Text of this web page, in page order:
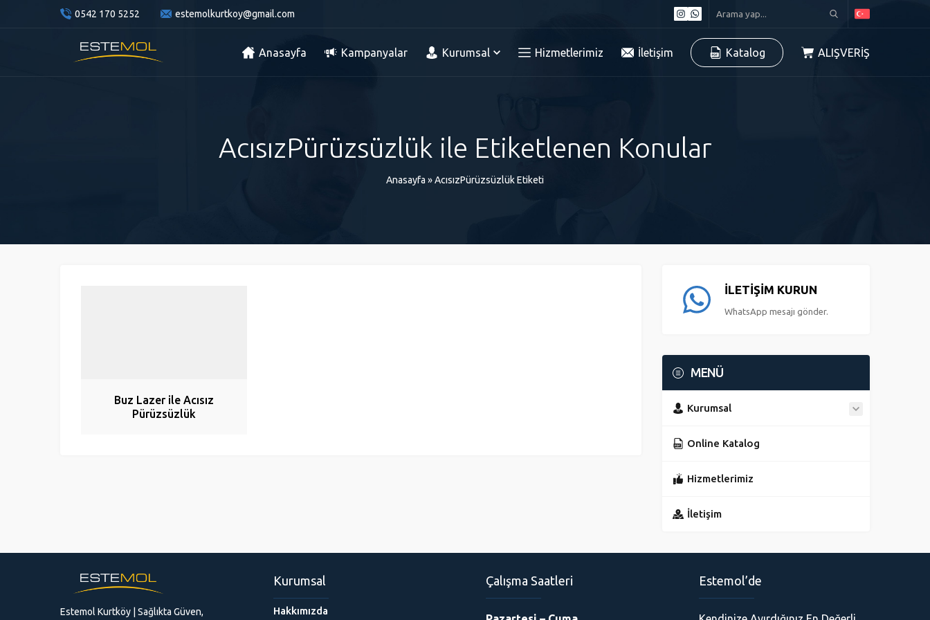
0542 170 5252 estemolkurtkoy@gmail.com
Anasayfa Kampanyalar Kurumsal Hizmetlerimiz İletişim Katalog ALIŞVERİŞ
AcısızPürüzsüzlük ile Etiketlenen Konular
Anasayfa »AcısızPürüzsüzlük Etiketi
Buz Lazer ile Acısız
Pürüzsüzlük
İLETİŞİM KURUN
WhatsApp mesajı gönder.
MENÜ
Kurumsal
Online Katalog
Hizmetlerimiz
İletişim
Estemol Kurtköy | Sağlıkta Güven,
Kurumsal
Hakkımızda
Çalışma Saatleri Estemol’de